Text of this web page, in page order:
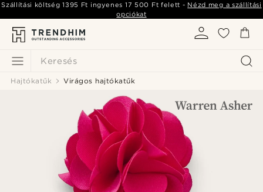
Keresés
Szállítási költség1395 Ft ingyenes 17 500 Ft felett - Nézd meg a szállítási
opciókat
Hajtókatűk Virágos hajtókatűk